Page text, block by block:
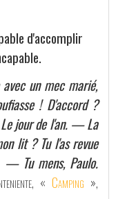
d'accomplir
un mec marié,
! D'accord ?
jour de l'an. — La
lit ? Tu l'as revue
Tu mens, Paulo.
, « Camping »,